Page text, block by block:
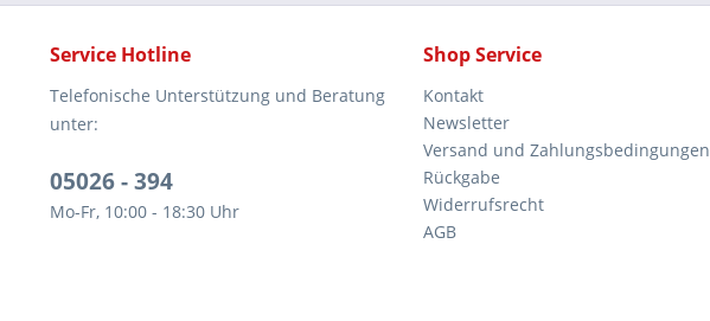
Service Hotline
Telefonische Unterstützung und Beratung
unter:
05026 - 394
Mo-Fr, 10:00 - 18:30 Uhr
Shop Service
Kontakt
Newsletter
Versand und Zahlungsbedingungen
Rückgabe
Widerrufsrecht
AGB